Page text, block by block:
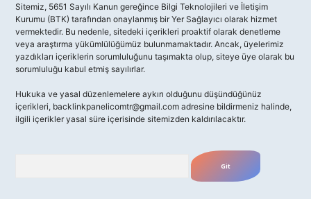
Sitemiz, 5651 Sayılı Kanun gereğince Bilgi Teknolojileri ve İletişim
Kurumu (BTK) tarafından onaylanmış bir Yer Sağlayıcı olarak hizmet
vermektedir. Bu nedenle, sitedeki içerikleri proaktif olarak denetleme
veya araştırma yükümlülüğümüz bulunmamaktadır. Ancak, üyelerimiz
yazdıkları içeriklerin sorumluluğunu taşımakta olup, siteye üye olarak bu
sorumluluğu kabul etmiş sayılırlar.
Hukuka ve yasal düzenlemelere aykırı olduğunu düşündüğünüz
içerikleri, backlinkpanelicomtr@gmail.com adresine bildirmeniz halinde,
ilgili içerikler yasal süre içerisinde sitemizden kaldırılacaktır.